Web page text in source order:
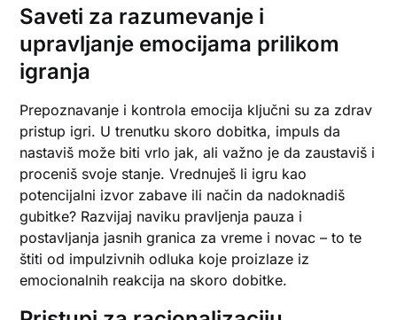
Saveti za razumevanje i
upravljanje emocijama prilikom
igranja
Prepoznavanje i kontrola emocija ključni su za zdrav
pristup igri. U trenutku skoro dobitka, impuls da
nastaviš može biti vrlo jak, ali važno je da zaustaviš i
proceniš svoje stanje. Vrednuješ li igru kao
potencijalni izvor zabave ili način da nadoknadiš
gubitke? Razvijaj naviku pravljenja pauza i
postavljanja jasnih granica za vreme i novac – to te
štiti od impulzivnih odluka koje proizlaze iz
emocionalnih reakcija na skoro dobitke.